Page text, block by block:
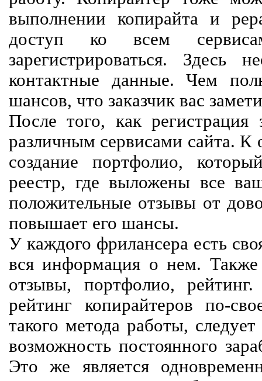
выполнении копирайта и
доступ ко всем
зарегистрироваться. Здесь
контактные данные. Чем
шансов, что заказчик вас
После того, как регистрация
различным сервисами сайта. К
создание портфолио,
реестр, где выложены все
положительные отзывы от
повышает его шансы.
У каждого фрилансера есть
вся информация о нем. Также
отзывы, портфолио,
рейтинг копирайтеров по-
такого метода работы,
возможность постоянного
Это же является